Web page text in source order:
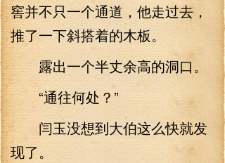
窖并不只一个通道，他走过去，
推了一下斜搭着的木板。
露出一个半丈余高的洞口。
“通往何处？”
闫玉没想到大伯这么快就发
现了。